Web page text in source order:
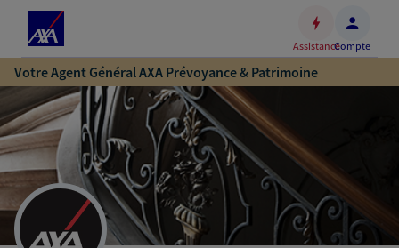
Accéder
au
contenu
principal
Accéder
au
pied
de
page
AssistanceCompte
Votre Agent Général AXA Prévoyance & Patrimoine